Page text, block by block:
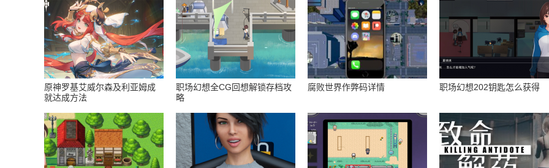
原神罗基艾威尔森及利亚姆成
就达成方法
职场幻想全CG回想解锁存档攻
略
腐败世界作弊码详情 职场幻想202钥匙怎么获得